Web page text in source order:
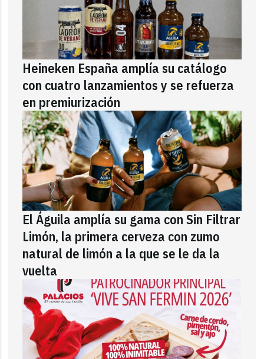
Heineken España amplía su catálogo
con cuatro lanzamientos y se refuerza
en premiurización
El Águila amplía su gama con Sin Filtrar
Limón, la primera cerveza con zumo
natural de limón a la que se le da la
vuelta